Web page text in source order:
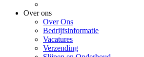
Over ons
Over Ons
Bedrijfsinformatie
Vacatures
Verzending